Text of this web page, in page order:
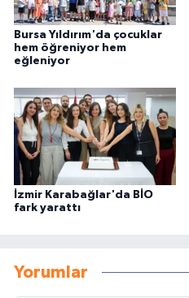
Bursa Yıldırım'da çocuklar
hem öğreniyor hem
eğleniyor
İzmir Karabağlar'da BİO
fark yarattı
Yorumlar